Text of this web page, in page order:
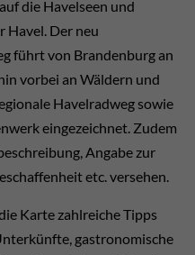
die Havelseen und
Havel. Der neu
führt von Brandenburg an
vorbei an Wäldern und
Havelradweg sowie
eingezeichnet. Zudem
Angabe zur
etc. versehen.
Karte zahlreiche Tipps
gastronomische